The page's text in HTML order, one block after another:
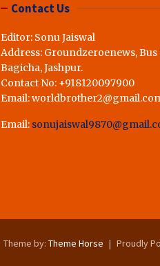
Contact Us
Editor: Sonu Jaiswal
Address: Groundzeroenews, Bus
Bagicha, Jashpur.
Contact No: +918120097900
Email:
Email:
Theme by: Theme Horse Proudly